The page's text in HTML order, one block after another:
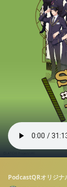
PodcastQRオリジナ